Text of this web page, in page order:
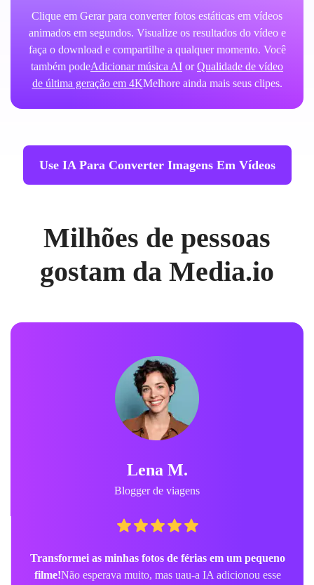
Clique em Gerar para converter fotos estáticas em vídeos
animados em segundos. Visualize os resultados do vídeo e
faça o download e compartilhe a qualquer momento. Você
também podeAdicionar música AI orQualidade de vídeo
de última geração em 4KMelhore ainda mais seus clipes.
Use IA Para Converter Imagens Em Vídeos
Milhões de pessoas
gostam da Media.io
Lena M.
Blogger de viagens
Transformei as minhas fotos de férias em um pequeno
filme!Não esperava muito, mas uau-a IA adicionou esse